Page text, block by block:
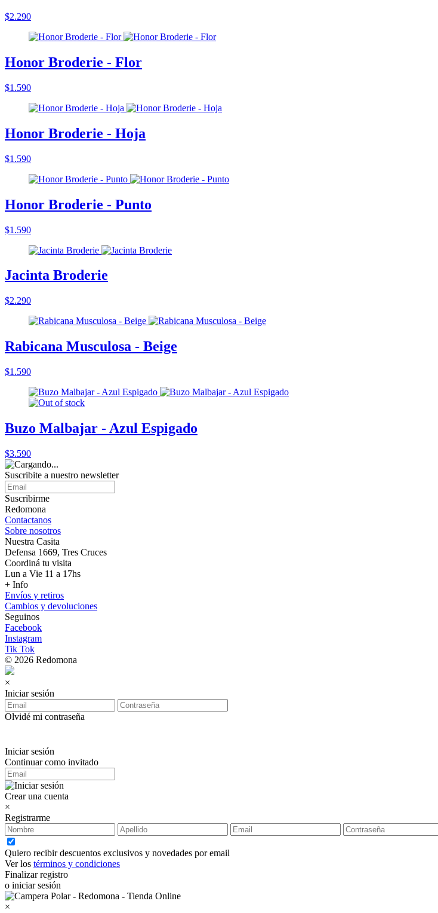
$2.290
Honor Broderie - Flor
$1.590
Honor Broderie - Hoja
$1.590
Honor Broderie - Punto
$1.590
Jacinta Broderie
$2.290
Rabicana Musculosa - Beige
$1.590
Buzo Malbajar - Azul Espigado
$3.590
Suscribite a nuestro newsletter
Suscribirme
Redomona
Contactanos
Sobre nosotros
Nuestra Casita
Defensa 1669, Tres Cruces
Coordiná tu visita
Lun a Vie 11 a 17hs
+ Info
Envíos y retiros
Cambios y devoluciones
Seguinos
Facebook
Instagram
Tik Tok
© 2026 Redomona
×
Iniciar sesión
Olvidé mi contraseña
Iniciar sesión
Continuar como invitado
Crear una cuenta
×
Registrarme
Quiero recibir descuentos exclusivos y novedades por email
Ver los términos y condiciones
Finalizar registro
o iniciar sesión
×